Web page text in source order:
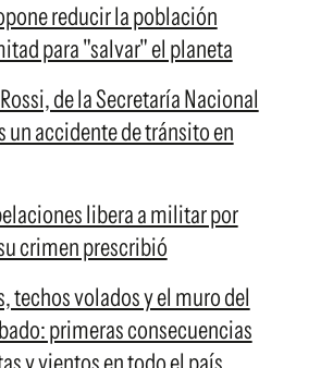
reducir la población
para "salvar" el planeta
de la Secretaría Nacional
un accidente de tránsito en
libera a militar por
crimen prescribió
techos volados y el muro del
primeras consecuencias